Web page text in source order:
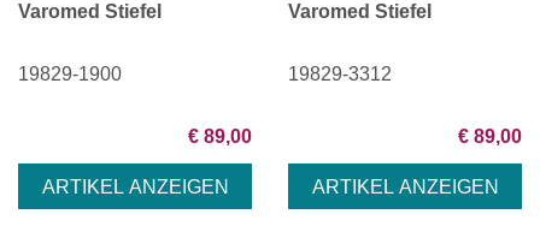
Varomed Stiefel
19829-1900
€ 89,00
Varomed Stiefel
19829-3312
€ 89,00